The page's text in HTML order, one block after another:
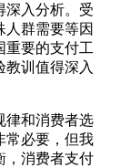
深入分析。受
人群需要等因
重要的支付工
训值得深入
和消费者选
常必要，但我
，消费者支付